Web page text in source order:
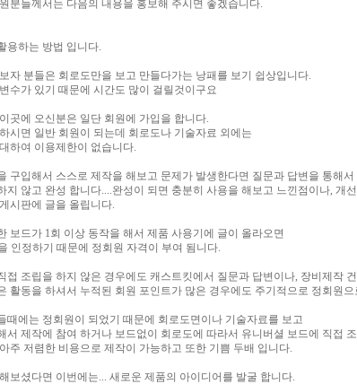
분들께서는 다음의 내용을 홍보해 주시면 좋겠습니다.
용하는 방법 입니다.
자 분들은 회로도만을 보고 만들다가는 낭패를 보기 쉽상입니다.
수가 있기 때문에 시간도 많이 걸릴것이구요
곳에 오신분은 일단 회원에 가입을 합니다.
시면 일반 회원이 되는데 회로도나 기술자료 외에는
하여 이용제한이 없습니다.
구입해서 스스로 제작을 해보고 문제가 발생한다면 질문과 답변을 통해서
지 않고 완성 합니다....완성이 되면 충분히 사용을 해보고 느낀점이나, 개
시판에 글을 올립니다.
보드가 1회 이상 동작을 해서 제품 사용기에 글이 올라오면
인정하기 때문에 정회원 자격이 부여 됨니다.
접 조립을 하지 않은 경우에도 캐스트킷에서 질문과 답변이나, 장비제작
활동을 하셔서 누적된 회원 포인트가 많은 경우에도 주기적으로 정회원으
때에는 정회원이 되었기 때문에 회로도면이나 기술자료를 보고
서 제작에 참여 하거나 보드없이 회로도에 따라서 유니버셜 보드에 직접
주 저렴한 비용으로 제작이 가능하고 또한 기쁨 두배 입니다.
보셨다면 이번에는... 새로운 제품의 아이디어를 발굴 합니다.